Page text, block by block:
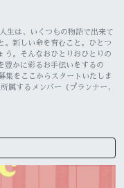
は、いくつもの物語で出来て
。新しい命を育むこと。ひとつ
う。そんなおひとりおひとりの
豊かに彩るお手伝いをするの
集をここからスタートいたしま
属するメンバー（プランナー、